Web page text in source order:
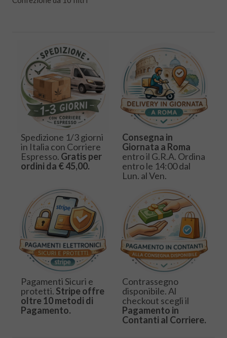
Spedizione 1/3 giorni
in Italia con Corriere
Espresso. Gratis per
ordini da € 45,00.
Consegna in
Giornata a Roma
entro il G.R.A. Ordina
entro le 14:00 dal
Lun. al Ven.
Pagamenti Sicuri e
protetti. Stripe offre
oltre 10 metodi di
Pagamento.
Contrassegno
disponibile. Al
checkout scegli il
Pagamento in
Contanti al Corriere.